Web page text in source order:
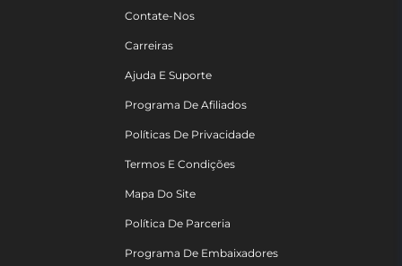
Contate-Nos
Carreiras
Ajuda E Suporte
Programa De Afiliados
Políticas De Privacidade
Termos E Condições
Mapa Do Site
Política De Parceria
Programa De Embaixadores